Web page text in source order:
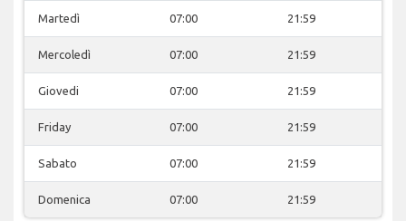
Martedì 07:00 21:59
Mercoledì 07:00 21:59
Giovedi 07:00 21:59
Friday 07:00 21:59
Sabato 07:00 21:59
Domenica 07:00 21:59